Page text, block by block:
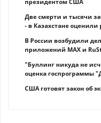
президентом США
Две смерти и тысячи
- в Казахстане
В России возбудили
приложений MAX и
"Буллинг никуда не
оценка госпрограммы
США готовят закон об